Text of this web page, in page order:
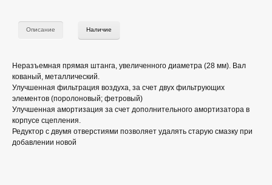
Описание Наличие
Неразъемная прямая штанга, увеличенного диаметра (28 мм). Вал
кованый, металлический.
Улучшенная фильтрация воздуха, за счет двух фильтрующих
элементов (поролоновый; фетровый)
Улучшенная амортизация за счет дополнительного амортизатора в
корпусе сцепления.
Редуктор с двумя отверстиями позволяет удалять старую смазку при
добавлении новой